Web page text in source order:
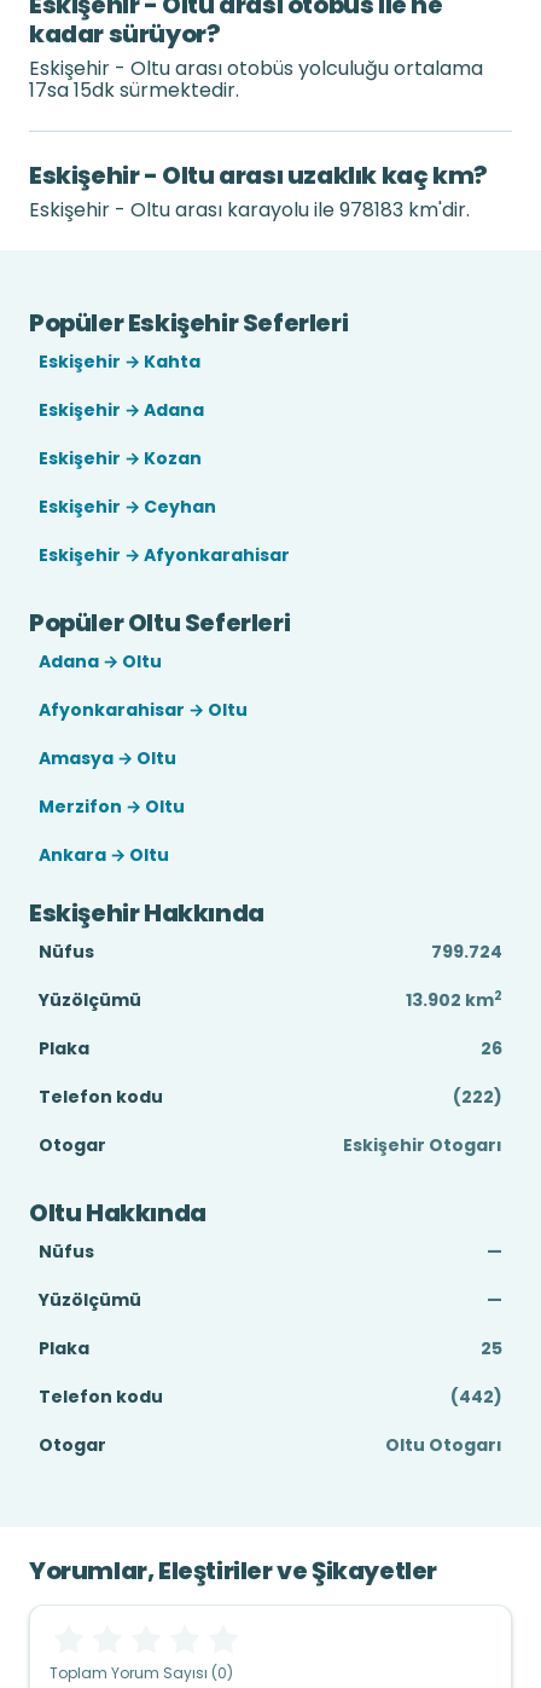
kadar sürüyor?
Eskişehir - Oltu arası otobüs yolculuğu ortalama
17sa 15dk sürmektedir.
Eskişehir - Oltu arası uzaklık kaç km?
Eskişehir - Oltu arası karayolu ile 978183 km'dir.
Popüler Eskişehir Seferleri
Eskişehir → Kahta
Eskişehir → Adana
Eskişehir → Kozan
Eskişehir → Ceyhan
Eskişehir → Afyonkarahisar
Popüler Oltu Seferleri
Adana → Oltu
Afyonkarahisar → Oltu
Amasya → Oltu
Merzifon → Oltu
Ankara → Oltu
Eskişehir Hakkında
Nüfus
799.724
Yüzölçümü
13.902 km2
Plaka
26
Telefon kodu
(222)
Otogar
Eskişehir Otogarı
Oltu Hakkında
Nüfus
—
Yüzölçümü
—
Plaka
25
Telefon kodu
(442)
Otogar
Oltu Otogarı
Yorumlar, Eleştiriler ve Şikayetler
Toplam Yorum Sayısı (0)